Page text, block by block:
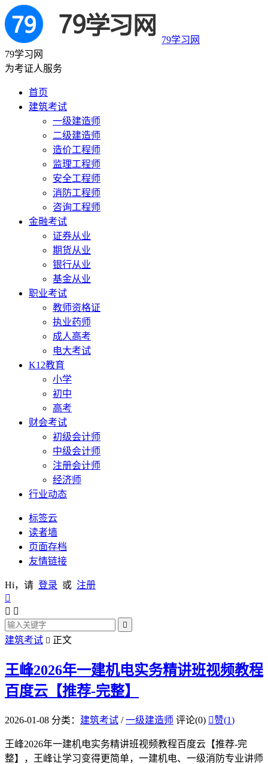
79学习网
79学习网
为考证人服务
首页
建筑考试
一级建造师
二级建造师
造价工程师
监理工程师
安全工程师
消防工程师
咨询工程师
金融考试
证券从业
期货从业
银行从业
基金从业
职业考试
教师资格证
执业药师
成人高考
电大考试
K12教育
小学
初中
高考
财会考试
初级会计师
中级会计师
注册会计师
经济师
行业动态
标签云
读者墙
页面存档
友情链接
Hi，请 登录 或 注册

 

建筑考试  正文
王峰2026年一建机电实务精讲班视频教程
百度云【推荐-完整】
2026-01-08 分类： 建筑考试 /一级建造师 评论(0) 赞(1)
王峰2026年一建机电实务精讲班视频教程百度云【推荐-完
整】，王峰让学习变得更简单，一建机电、一级消防专业讲师